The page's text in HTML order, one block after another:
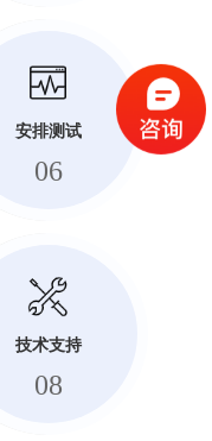
安排测试
06
技术支持
08